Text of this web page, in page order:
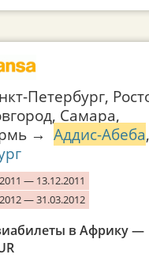
Петербург,
Самара,
→ Аддис-Абеба,
— 13.12.2011
— 31.03.2012
в Африку —